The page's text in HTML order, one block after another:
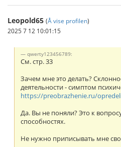
Leopold65 (Å vise profilen)
2025 7 12 10:01:15
qwerty123456789:
См. стр. 33
Зачем мне это делать?
деятельности - симптом
https://preobrazhenie.ru/
Да. Вы не поняли? Это к
способностях.
Не нужно приписывать мне